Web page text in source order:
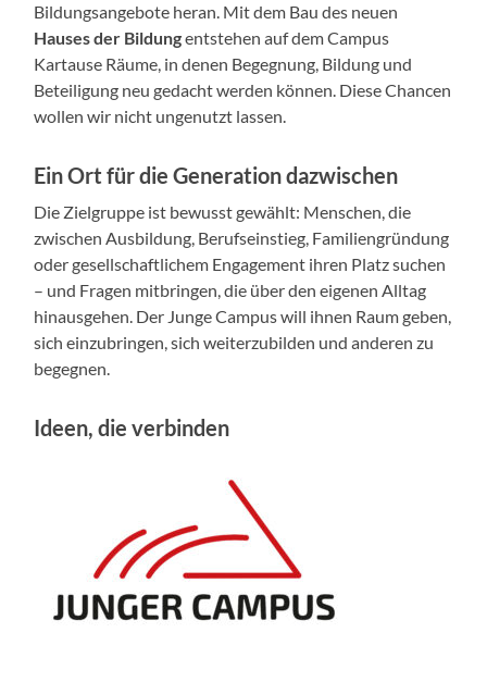
Bildungsangebote heran. Mit dem Bau des neuen
Hauses der Bildungentstehen auf dem Campus
Kartause Räume, in denen Begegnung, Bildung und
Beteiligung neu gedacht werden können. Diese Chancen
wollen wir nicht ungenutzt lassen.
Ein Ort für die Generation dazwischen
Die Zielgruppe ist bewusst gewählt: Menschen, die
zwischen Ausbildung, Berufseinstieg, Familiengründung
oder gesellschaftlichem Engagement ihren Platz suchen
– und Fragen mitbringen, die über den eigenen Alltag
hinausgehen. Der Junge Campus will ihnen Raum geben,
sich einzubringen, sich weiterzubilden und anderen zu
begegnen.
Ideen, die verbinden